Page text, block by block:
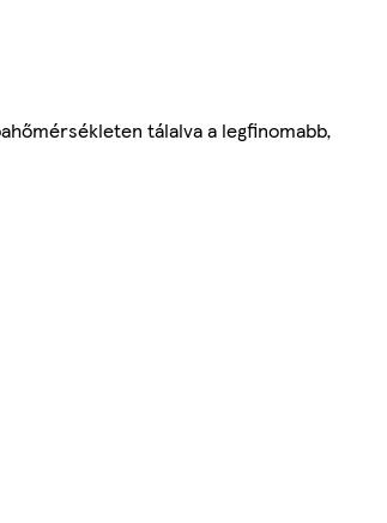
tálalva a legfinomabb,